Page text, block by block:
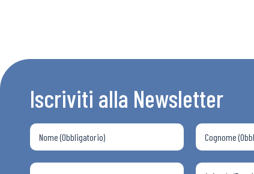
Iscriviti alla Newsletter